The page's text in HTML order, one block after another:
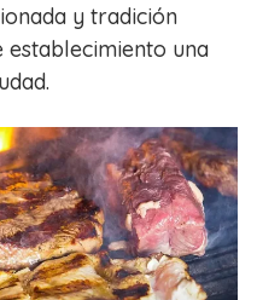
y tradición
establecimiento una